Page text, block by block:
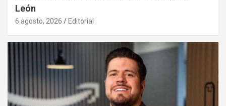
León
6 agosto, 2026 Editorial